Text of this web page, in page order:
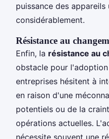
puissance des
considérablement.
Résistance au
Enfin, la résistance au
obstacle pour
entreprises hésitent à
en raison d'une
potentiels ou de la
opérations actuelles.
nécessite souvent une